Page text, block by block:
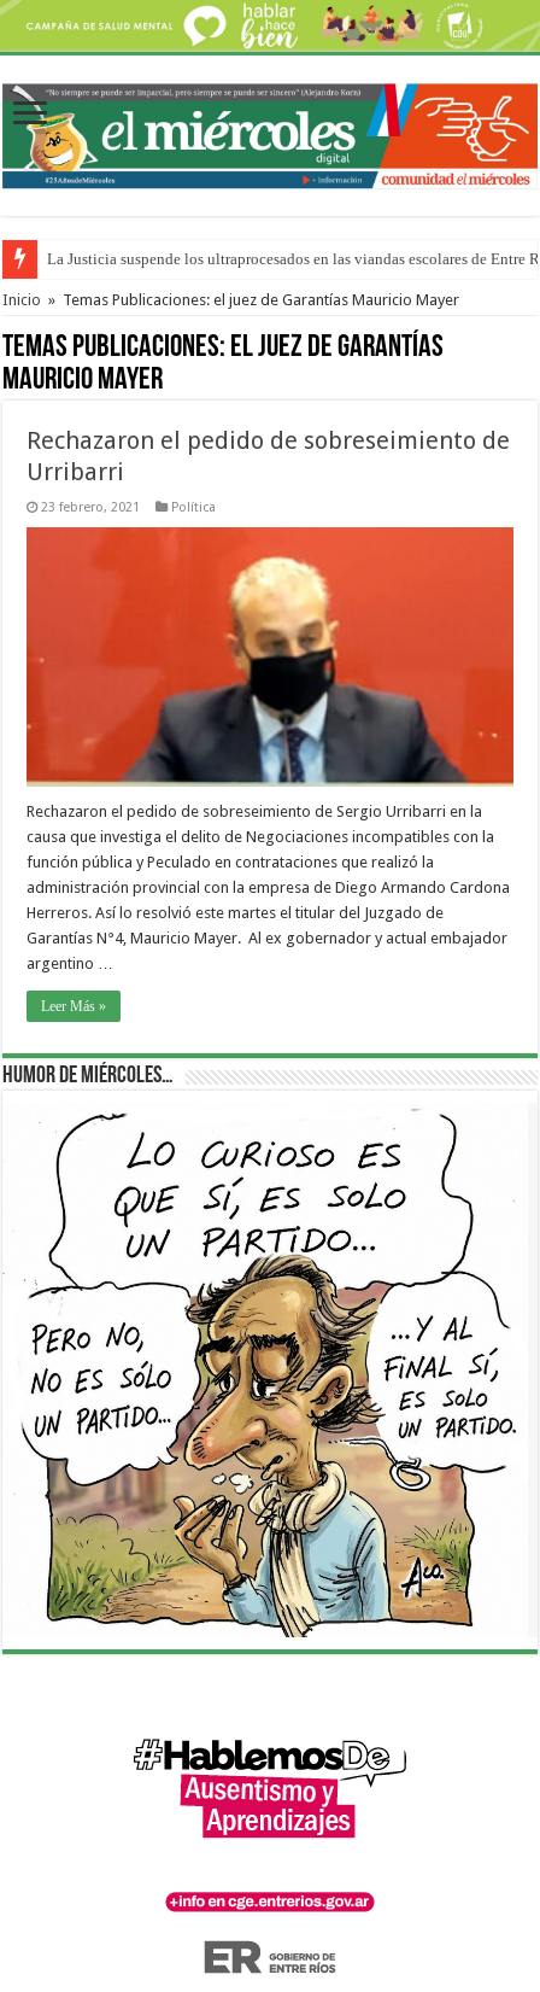
La Justicia suspende los ultraprocesados en las viandas escolares de Entre
Se presentará la obra “La Runfla de los Macanos”
Inicio » Temas Publicaciones: el juez de Garantías Mauricio Mayer
Temas Publicaciones: el juez de Garantías
Mauricio Mayer
Rechazaron el pedido de sobreseimiento de
Urribarri
23 febrero, 2021 Política
Rechazaron el pedido de sobreseimiento de Sergio Urribarri en la
causa que investiga el delito de Negociaciones incompatibles con la
función pública y Peculado en contrataciones que realizó la
administración provincial con la empresa de Diego Armando Cardona
Herreros. Así lo resolvió este martes el titular del Juzgado de
Garantías N°4, Mauricio Mayer. Al ex gobernador y actual embajador
argentino …
Leer Más »
Humor de Miércoles…